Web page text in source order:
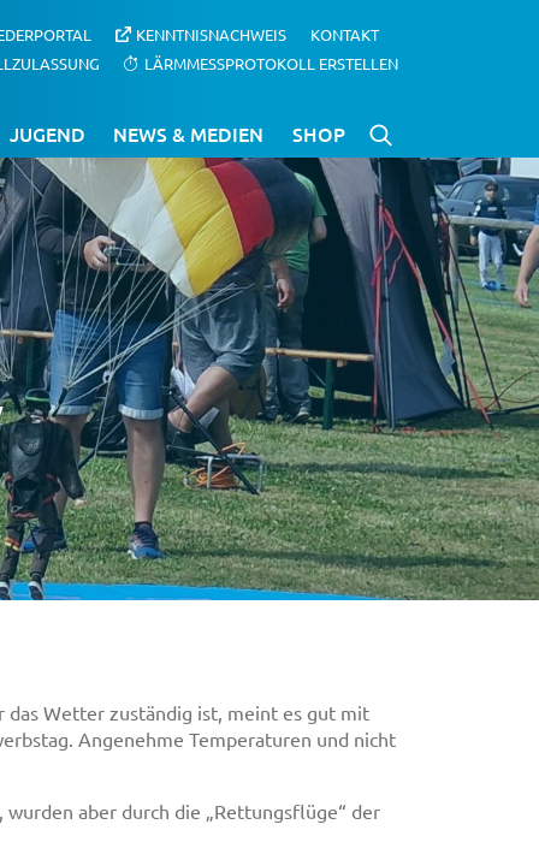
KENNTNISNACHWEIS
KONTAKT
LÄRMMESSPROTOKOLL ERSTELLEN
JUGEND NEWS & MEDIEN SHOP
das Wetter zuständig ist, meint es gut mit
Angenehme Temperaturen und nicht
aber durch die „Rettungsflüge“ der